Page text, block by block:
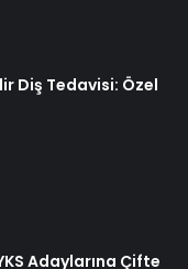
Diş Tedavisi: Özel
Adaylarına Çifte